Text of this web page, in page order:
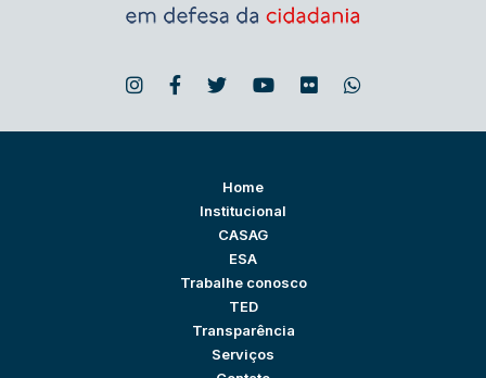
Home
Institucional
CASAG
ESA
Trabalhe conosco
TED
Transparência
Serviços